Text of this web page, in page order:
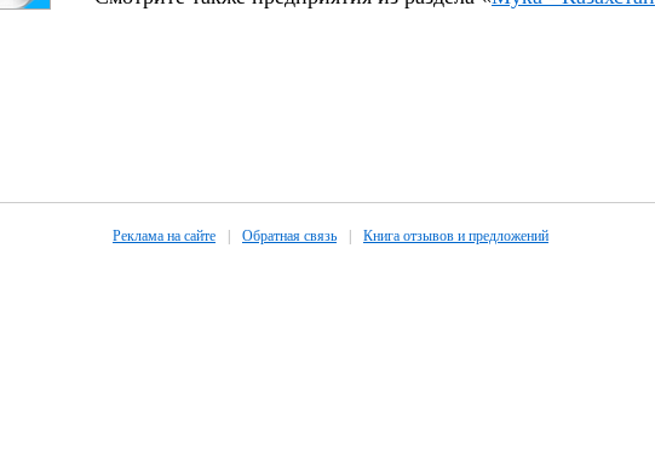
Реклама на сайте Обратная связь Книга отзывов и предложений